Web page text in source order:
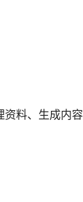
料、生成内容